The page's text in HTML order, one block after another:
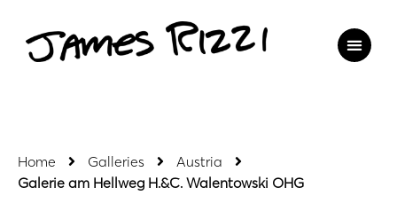
Home Galleries
Austria
Galerie am Hellweg H.&C. Walentowski OHG